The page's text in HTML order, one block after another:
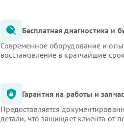
Бесплатная диагностика и
Современное оборудование и
восстановление в кратчайшие
Гарантия на работы и
Предоставляется
детали, что защищает клиента от